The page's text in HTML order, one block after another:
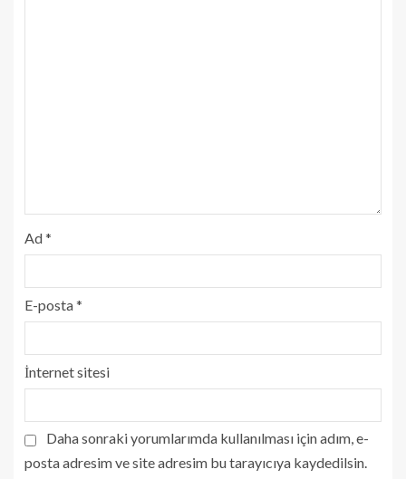
Ad*
E-posta*
İnternet sitesi
Daha sonraki yorumlarımda kullanılması için adım, e-
posta adresim ve site adresim bu tarayıcıya kaydedilsin.